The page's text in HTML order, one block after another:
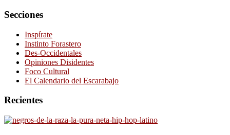
Secciones
Inspírate
Instinto Forastero
Des-Occidentales
Opiniones Disidentes
Foco Cultural
El Calendario del Escarabajo
Recientes